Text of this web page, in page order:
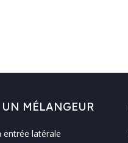
UN MÉLANGEUR
entrée latérale